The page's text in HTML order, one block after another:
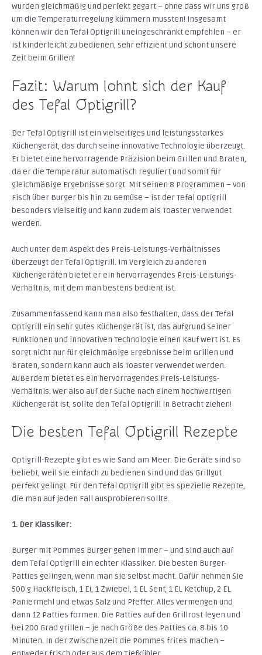
wurden gleichmäßig und perfekt gegart – ohne dass wir uns groß
um die Temperaturregelung kümmern mussten! Insgesamt
können wir den Tefal Optigrill uneingeschränkt empfehlen – er
ist kinderleicht zu bedienen, sehr effizient und schont unsere
Zeit beim Grillen!
Fazit: Warum lohnt sich der Kauf
des Tefal Optigrill?
Der Tefal Optigrill ist ein vielseitiges und leistungsstarkes
Küchengerät, das durch seine innovative Technologie überzeugt.
Er bietet eine hervorragende Präzision beim Grillen und Braten,
da er die Temperatur automatisch reguliert und somit für
gleichmäßige Ergebnisse sorgt. Mit seinen 8 Programmen – von
Fisch über Burger bis hin zu Gemüse – ist der Tefal Optigrill
besonders vielseitig und kann zudem als Toaster verwendet
werden.
Auch unter dem Aspekt des Preis-Leistungs-Verhältnisses
überzeugt der Tefal Optigrill. Im Vergleich zu anderen
Küchengeräten bietet er ein hervorragendes Preis-Leistungs-
Verhältnis, mit dem man bestens bedient ist.
Zusammenfassend kann man also festhalten, dass der Tefal
Optigrill ein sehr gutes Küchengerät ist, das aufgrund seiner
Funktionen und innovativen Technologie einen Kauf wert ist. Es
sorgt nicht nur für gleichmäßige Ergebnisse beim Grillen und
Braten, sondern kann auch als Toaster verwendet werden.
Außerdem bietet es ein hervorragendes Preis-Leistungs-
Verhältnis. Wer also auf der Suche nach einem hochwertigen
Küchengerät ist, sollte den Tefal Optigrill in Betracht ziehen!
Die besten Tefal Optigrill Rezepte
Optigrill-Rezepte gibt es wie Sand am Meer. Die Geräte sind so
beliebt, weil sie einfach zu bedienen sind und das Grillgut
perfekt gelingt. Für den Tefal Optigrill gibt es spezielle Rezepte,
die man auf jeden Fall ausprobieren sollte.
1. Der Klassiker:
Burger mit Pommes Burger gehen immer – und sind auch auf
dem Tefal Optigrill ein echter Klassiker. Die besten Burger-
Patties gelingen, wenn man sie selbst macht. Dafür nehmen Sie
500 g Hackfleisch, 1 Ei, 1 Zwiebel, 1 EL Senf, 1 EL Ketchup, 2 EL
Paniermehl und etwas Salz und Pfeffer. Alles vermengen und
dann 12 Patties formen. Die Patties auf den Grillrost legen und
bei 200 Grad grillen – je nach Größe des Patties ca. 8 bis 10
Minuten. In der Zwischenzeit die Pommes frites machen –